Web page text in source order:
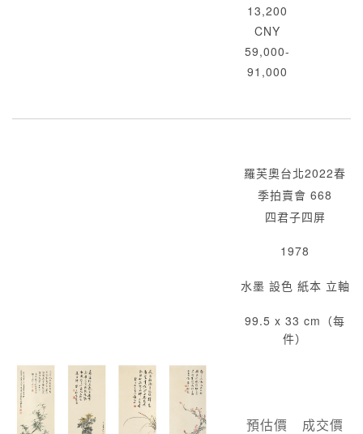
13,200
CNY
59,000-
91,000
羅芙奧台北2022春
季拍賣會 668
四君子四屏
1978
水墨 設色 紙本 立軸
99.5 x 33 cm（每
件）
預估價 成交價